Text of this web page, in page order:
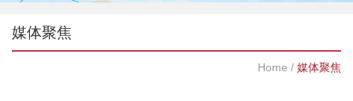
媒体聚焦
Home / 媒体聚焦